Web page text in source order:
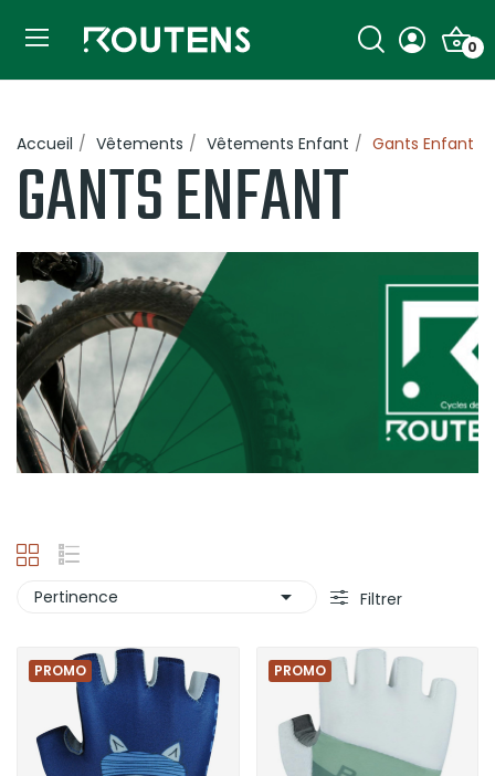
0
Accueil Vêtements Vêtements Enfant Gants Enfant
GANTS ENFANT
Pertinence  Filtrer
PROMO PROMO